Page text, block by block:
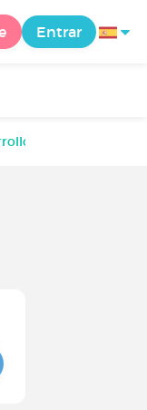
Entrar
del párkinson?